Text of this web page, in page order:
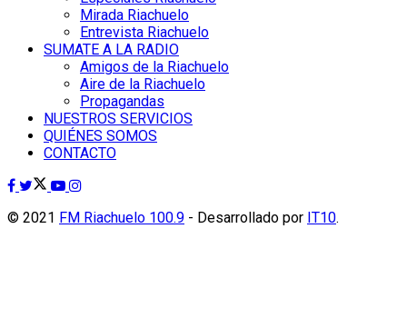
Mirada Riachuelo
Entrevista Riachuelo
SUMATE A LA RADIO
Amigos de la Riachuelo
Aire de la Riachuelo
Propagandas
NUESTROS SERVICIOS
QUIÉNES SOMOS
CONTACTO
© 2021 FM Riachuelo 100.9 - Desarrollado por IT10.